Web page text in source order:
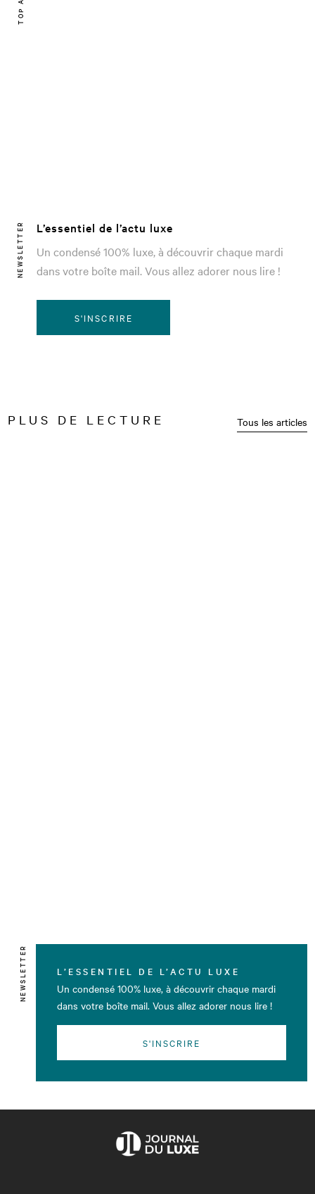
NEWSLETTER
L’essentiel de l’actu luxe
Un condensé 100% luxe, à découvrir chaque mardi
dans votre boîte mail. Vous allez adorer nous lire !
S'INSCRIRE
PLUS DE LECTURE Tous les articles
NEWSLETTER L’ESSENTIEL DE L’ACTU LUXE
Un condensé 100% luxe, à découvrir chaque mardi
dans votre boîte mail. Vous allez adorer nous lire !
S'INSCRIRE